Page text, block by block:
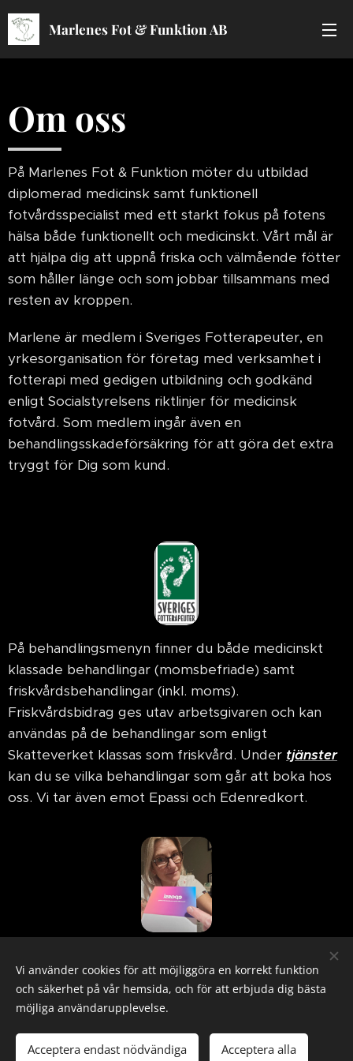
Marlenes Fot & Funktion AB
Om oss
På Marlenes Fot & Funktion möter du utbildad
diplomerad medicinsk samt funktionell
fotvårdsspecialist med ett starkt fokus på fotens
hälsa både funktionellt och medicinskt. Vårt mål är
att hjälpa dig att uppnå friska och välmående fötter
som håller länge och som jobbar tillsammans med
resten av kroppen.
Marlene är medlem i Sveriges Fotterapeuter, en
yrkesorganisation för företag med verksamhet i
fotterapi med gedigen utbildning och godkänd
enligt Socialstyrelsens riktlinjer för medicinsk
fotvård. Som medlem ingår även en
behandlingsskadeförsäkring för att göra det extra
tryggt för Dig som kund.
På behandlingsmenyn finner du både medicinskt
klassade behandlingar (momsbefriade) samt
friskvårdsbehandlingar (inkl. moms).
Friskvårdsbidrag ges utav arbetsgivaren och kan
användas på de behandlingar som enligt
Skatteverket klassas som friskvård. Under tjänster
kan du se vilka behandlingar som går att boka hos
oss. Vi tar även emot Epassi och Edenredkort.
Vi använder cookies för att möjliggöra en korrekt funktion
och säkerhet på vår hemsida, och för att erbjuda dig bästa
möjliga användarupplevelse.
Acceptera endast nödvändiga Acceptera alla